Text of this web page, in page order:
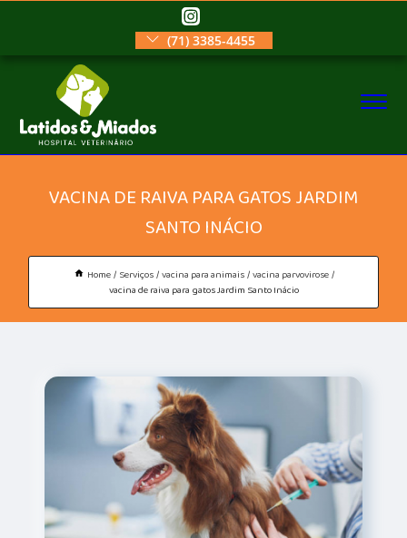
(71) 3385-4455
VACINA DE RAIVA PARA GATOS JARDIM
SANTO INÁCIO
Home Serviços vacina para animais vacina parvovirose
vacina de raiva para gatos Jardim Santo Inácio